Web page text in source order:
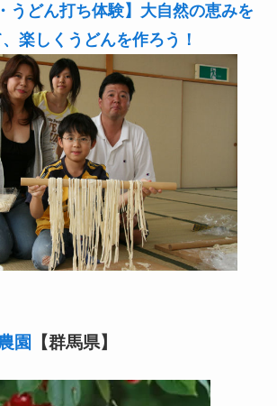
うどん打ち体験】大自然の恵みを
楽しくうどんを作ろう！
園 【群馬県】